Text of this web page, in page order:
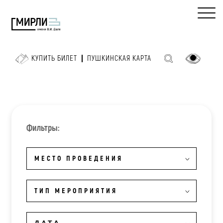
КУПИТЬ БИЛЕТ ПУШКИНСКАЯ КАРТА
Фильтры:
МЕСТО ПРОВЕДЕНИЯ
ТИП МЕРОПРИЯТИЯ